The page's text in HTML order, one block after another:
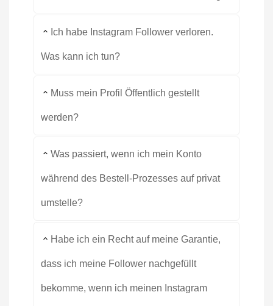
Ich habe Instagram Follower verloren.
Was kann ich tun?
Muss mein Profil Öffentlich gestellt
werden?
Was passiert, wenn ich mein Konto
während des Bestell-Prozesses auf privat
umstelle?
Habe ich ein Recht auf meine Garantie,
dass ich meine Follower nachgefüllt
bekomme, wenn ich meinen Instagram